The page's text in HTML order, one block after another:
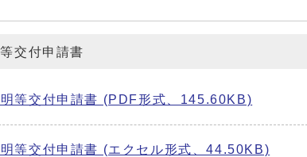
交付申請書
等交付申請書 (PDF形式、145.60KB)
等交付申請書 (エクセル形式、44.50KB)